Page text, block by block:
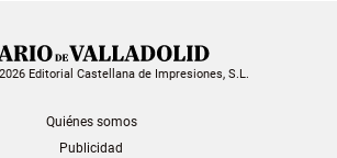
Editorial Castellana de Impresiones, S.L.
Quiénes somos
Publicidad